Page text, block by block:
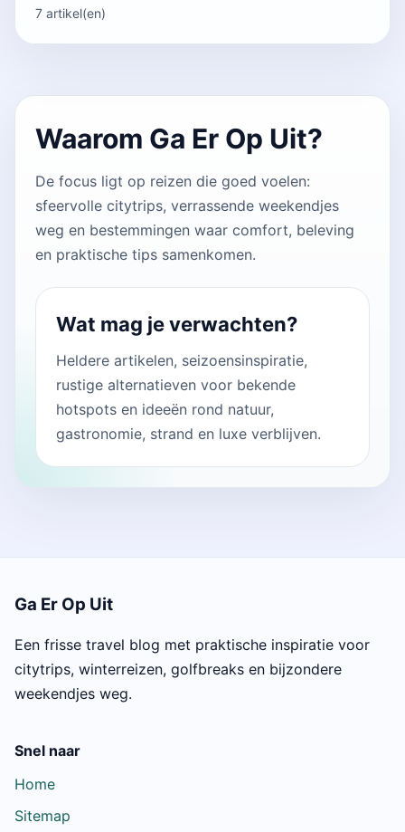
7 artikel(en)
Waarom Ga Er Op Uit?
De focus ligt op reizen die goed voelen:
sfeervolle citytrips, verrassende weekendjes
weg en bestemmingen waar comfort, beleving
en praktische tips samenkomen.
Wat mag je verwachten?
Heldere artikelen, seizoensinspiratie,
rustige alternatieven voor bekende
hotspots en ideeën rond natuur,
gastronomie, strand en luxe verblijven.
Ga Er Op Uit
Een frisse travel blog met praktische inspiratie voor
citytrips, winterreizen, golfbreaks en bijzondere
weekendjes weg.
Snel naar
Home
Sitemap